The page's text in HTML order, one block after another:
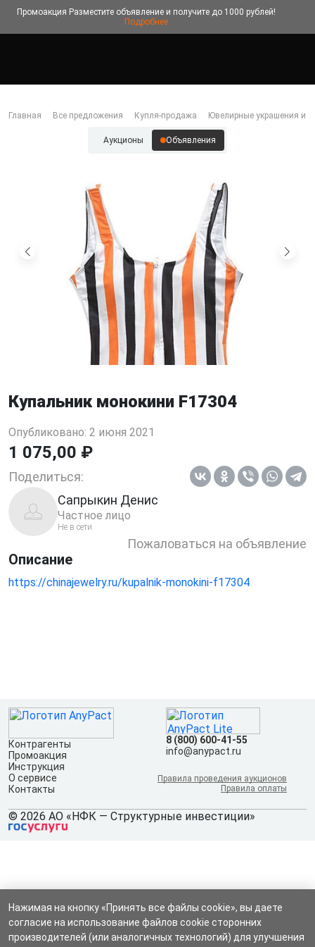
Промоакция Разместите объявление и получите до 1000 рублей!
Подробнее
Главная Все предложения Купля-продажа Ювелирные украшения и
Аукционы Объявления
Купальник монокини F17304
Опубликовано: 2 июня 2021
1 075,00 ₽
Поделиться:
Сапрыкин Денис
Частное лицо
Не в сети
Пожаловаться на объявление
Описание
https://chinajewelry.ru/kupalnik-monokini-f17304
Контрагенты
Промоакция
Инструкция
О сервисе
Контакты
8 (800) 600-41-55
info@anypact.ru
Правила проведения аукционов
Правила оплаты
© 2026 АО «НФК — Структурные инвестиции»
Нажимая на кнопку «Принять все файлы cookie», вы даете
согласие на использование файлов cookie сторонних
производителей (или аналогичных технологий) для улучшения